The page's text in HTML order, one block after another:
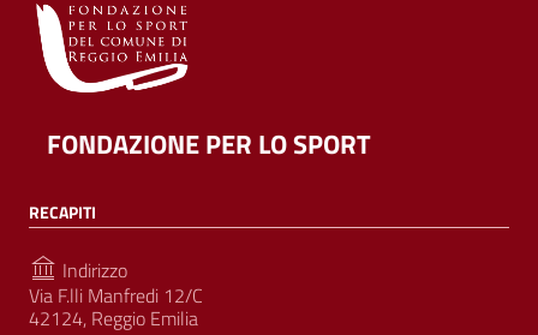
FONDAZIONE PER LO SPORT
RECAPITI
Indirizzo
Via F.lli Manfredi 12/C
42124, Reggio Emilia